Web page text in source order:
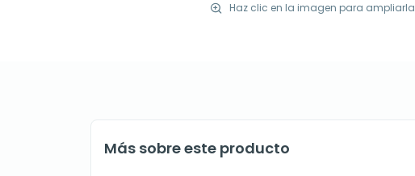
Haz clic en la imagen para ampliarla
Más sobre este producto